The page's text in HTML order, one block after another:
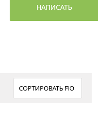
НАПИСАТЬ